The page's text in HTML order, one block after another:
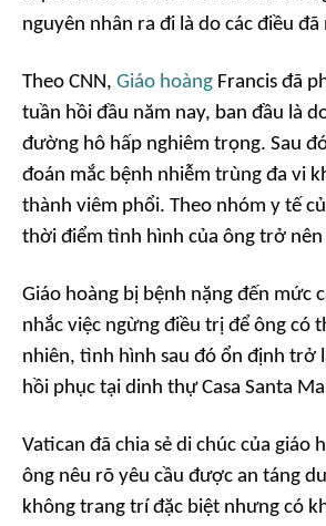
nguyên nhân ra đi là do các điều
Theo CNN, Giáo hoàng Francis đã
tuần hồi đầu năm nay, ban đầu là
đường hô hấp nghiêm trọng. Sau
đoán mắc bệnh nhiễm trùng đa vi
thành viêm phổi. Theo nhóm y tế
thời điểm tình hình của ông trở nên
Giáo hoàng bị bệnh nặng đến mức
nhắc việc ngừng điều trị để ông có
nhiên, tình hình sau đó ổn định trở
hồi phục tại dinh thự Casa Santa
Vatican đã chia sẻ di chúc của giáo
ông nêu rõ yêu cầu được an táng
không trang trí đặc biệt nhưng có